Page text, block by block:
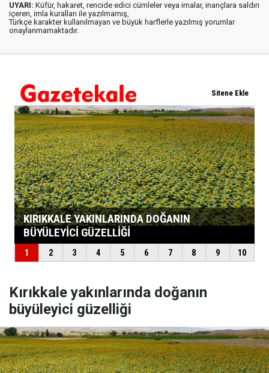
UYARI: Küfür, hakaret, rencide edici cümleler veya imalar, inançlara saldırı
içeren, imla kuralları ile yazılmamış,
Türkçe karakter kullanılmayan ve büyük harflerle yazılmış yorumlar
onaylanmamaktadır.
Kırıkkale yakınlarında doğanın
büyüleyici güzelliği